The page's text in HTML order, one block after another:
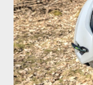
Osprey Escapist
Osprey Escapist